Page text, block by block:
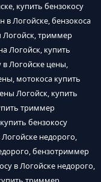
купить бензокосу
в Логойске, бензокоса
Логойск, триммер
Логойск, купить
в Логойске цены,
мотокоса купить
Логойск, купить
триммер
бензокосу
недорого,
бензотриммер
в Логойске недорого,